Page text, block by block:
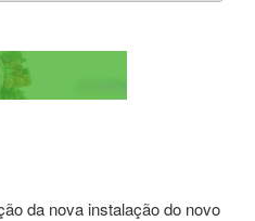
da nova instalação do novo